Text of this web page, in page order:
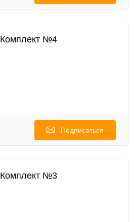
Комплект №4
Подписаться
Комплект №3